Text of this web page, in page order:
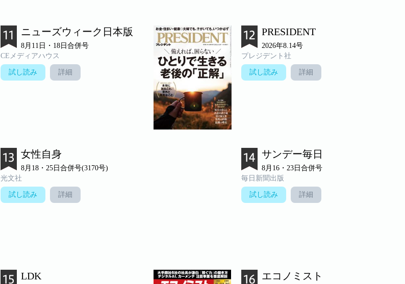
ニューズウィーク日本版
8月11日・18日合併号
CEメディアハウス
試し読み 詳細
PRESIDENT
2026年8.14号
プレジデント社
試し読み 詳細
女性自身
8月18・25日合併号(3170号)
光文社
試し読み 詳細
サンデー毎日
8月16・23日合併号
毎日新聞出版
試し読み 詳細
LDK エコノミスト